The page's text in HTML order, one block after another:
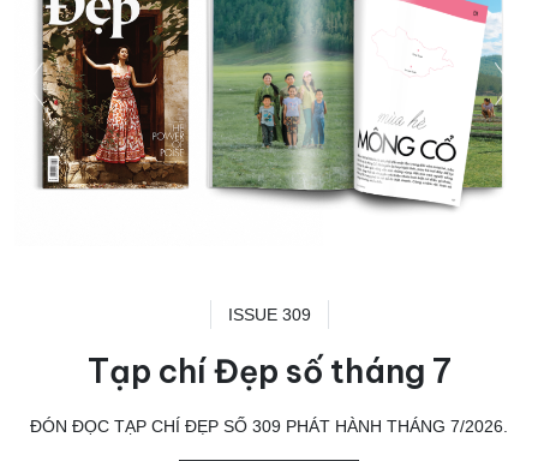
ISSUE 309
Tạp chí Đẹp số tháng 7
ĐÓN ĐỌC TẠP CHÍ ĐẸP SỐ 309 PHÁT HÀNH THÁNG 7/2026.